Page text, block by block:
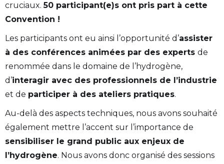
cruciaux.50 participant(e)s ont pris part à cette
Convention !
Les participants ont eu ainsi l’opportunité d’assister
à des conférences animées par des experts de
renommée dans le domaine de l’hydrogène,
d’interagir avec des professionnels de l’industrie
et de participer à des ateliers pratiques.
Au-delà des aspects techniques, nous avons souhaité
également mettre l’accent sur l’importance de
sensibiliser le grand public aux enjeux de
l’hydrogène. Nous avons donc organisé des sessions